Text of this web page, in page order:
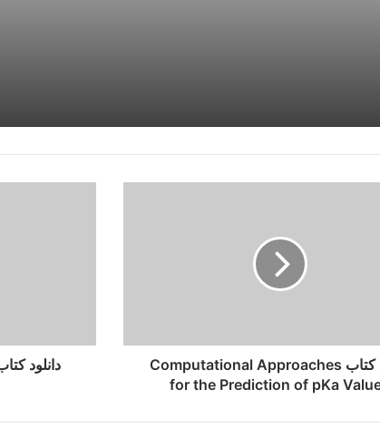
کتاب حسابداری صنعتی چارلز توماس هورنگرن نسخه 16
دانلود کتاب Computational Approaches
for the Prediction of pKa